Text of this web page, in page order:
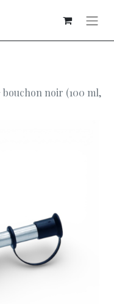
bouchon noir (100 ml,